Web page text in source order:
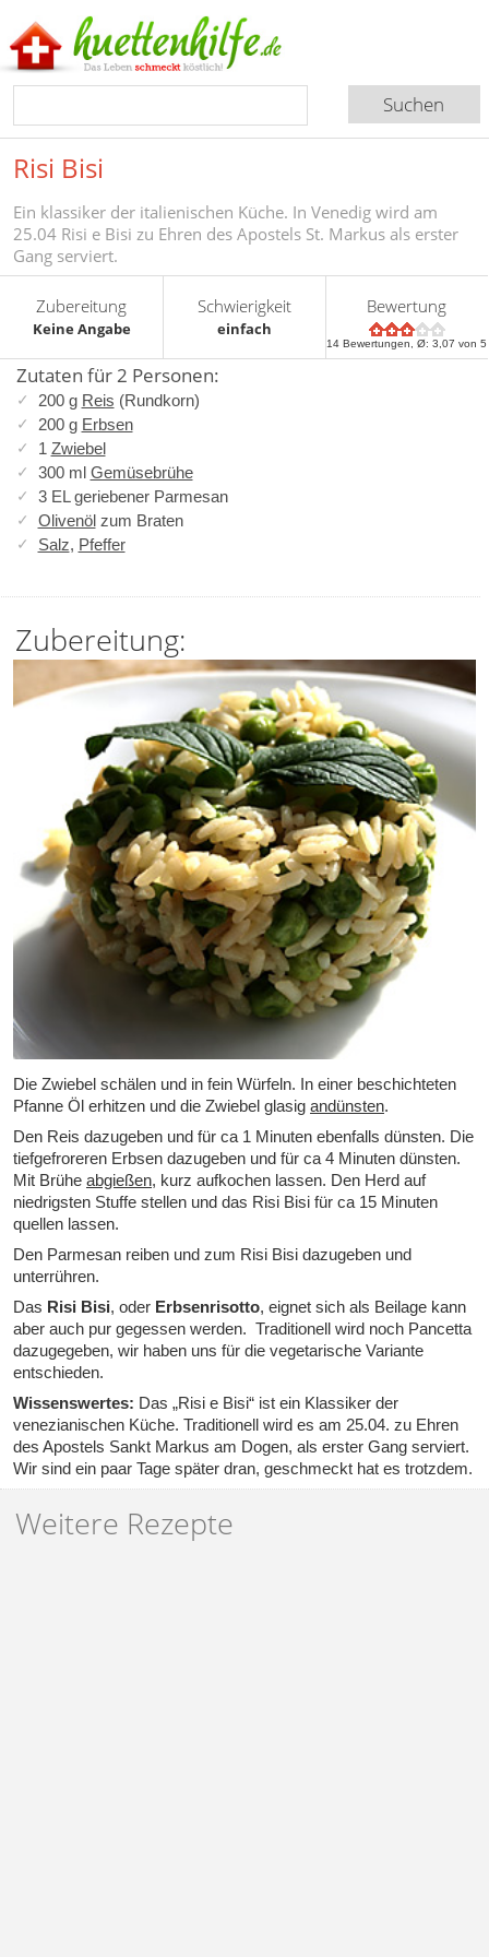
Risi Bisi
Ein klassiker der italienischen Küche. In Venedig wird am
25.04 Risi e Bisi zu Ehren des Apostels St. Markus als erster
Gang serviert.
Zubereitung
Keine Angabe
Schwierigkeit
einfach
Bewertung
14 Bewertungen, Ø:3,07 von 5
Zutaten für 2 Personen:
200 g Reis (Rundkorn)
200 g Erbsen
1 Zwiebel
300 ml Gemüsebrühe
3 EL geriebener Parmesan
Olivenölzum Braten
Salz, Pfeffer
Zubereitung:
Die Zwiebel schälen und in fein Würfeln. In einer beschichteten
Pfanne Öl erhitzen und die Zwiebel glasig andünsten.
Den Reis dazugeben und für ca 1 Minuten ebenfalls dünsten. Die
tiefgefroreren Erbsen dazugeben und für ca 4 Minuten dünsten.
Mit Brühe abgießen, kurz aufkochen lassen. Den Herd auf
niedrigsten Stuffe stellen und das Risi Bisi für ca 15 Minuten
quellen lassen.
Den Parmesan reiben und zum Risi Bisi dazugeben und
unterrühren.
Das Risi Bisi, oder Erbsenrisotto, eignet sich als Beilage kann
aber auch pur gegessen werden. Traditionell wird noch Pancetta
dazugegeben, wir haben uns für die vegetarische Variante
entschieden.
Wissenswertes: Das „Risi e Bisi“ ist ein Klassiker der
venezianischen Küche. Traditionell wird es am 25.04. zu Ehren
des Apostels Sankt Markus am Dogen, als erster Gang serviert.
Wir sind ein paar Tage später dran, geschmeckt hat es trotzdem.
Weitere Rezepte